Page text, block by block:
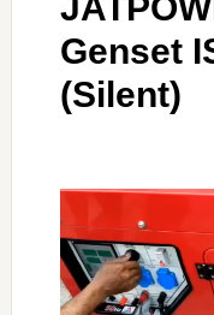
Genset
(Silent)
Player